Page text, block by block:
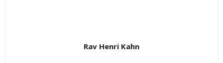
Rav Henri Kahn